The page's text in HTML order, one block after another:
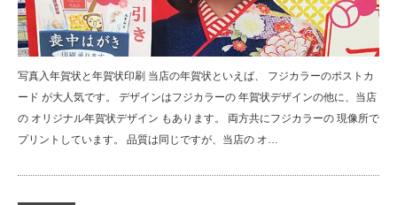
写真入年賀状と年賀状印刷 当店の年賀状といえば、 フジカラーのポストカ
ード が大人気です。 デザインはフジカラーの 年賀状デザインの他に、当店
の オリジナル年賀状デザイン もあります。 両方共にフジカラーの 現像所で
プリントしています。 品質は同じですが、当店の オ…